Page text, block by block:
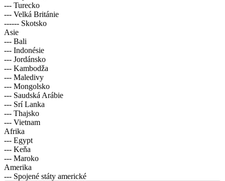
--- Turecko
--- Velká Británie
------ Skotsko
Asie
--- Bali
--- Indonésie
--- Jordánsko
--- Kambodža
--- Maledivy
--- Mongolsko
--- Saudská Arábie
--- Srí Lanka
--- Thajsko
--- Vietnam
Afrika
--- Egypt
--- Keňa
--- Maroko
Amerika
--- Spojené státy americké